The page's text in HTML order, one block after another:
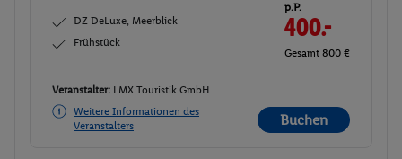
DZ DeLuxe, Meerblick
Frühstück
p.P.
400.-
Gesamt 800 €
Veranstalter: LMX Touristik GmbH
Weitere Informationen des
Veranstalters
Buchen